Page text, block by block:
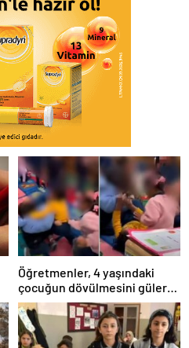
Öğretmenler, 4 yaşındaki
çocuğun dövülmesini gülerek
izledi